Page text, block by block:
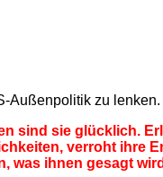
Außenpolitik zu lenken.
sind sie glücklich.
verroht ihre
was ihnen gesagt